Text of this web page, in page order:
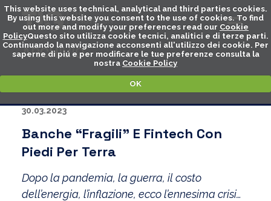
This website uses technical, analytical and third parties cookies.
By using this website you consent to the use of cookies. To find
out more and modify your preferences read our Cookie
PolicyQuesto sito utilizza cookie tecnici, analitici e di terze parti.
Continuando la navigazione acconsenti all'utilizzo dei cookie. Per
saperne di piú e per modificare le tue preferenze consulta la
nostra Cookie Policy
OK
ARCHIVIO
30.03.2023
Banche “fragili” E Fintech Con
Piedi Per Terra
Dopo la pandemia, la guerra, il costo
dell’energia, l’inflazione, ecco l’ennesima crisi